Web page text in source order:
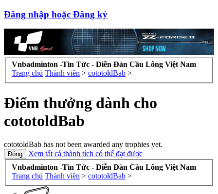
Đăng nhập hoặc Đăng ký
Vnbadminton -Tin Tức - Diễn Đàn Cầu Lông Việt Nam
Trang chủ Thành viên > cototoldBab >
Điểm thưởng dành cho
cototoldBab
cototoldBab has not been awarded any trophies yet.
Xem tất cả thành tích có thể đạt được
Vnbadminton -Tin Tức - Diễn Đàn Cầu Lông Việt Nam
Trang chủ Thành viên > cototoldBab >